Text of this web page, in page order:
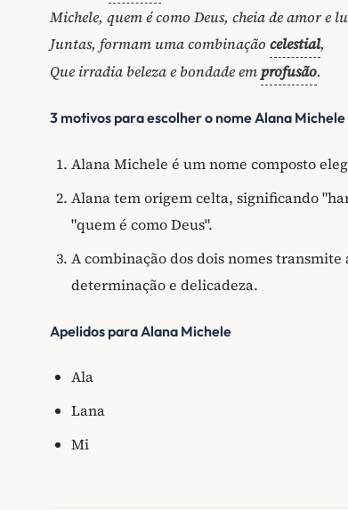
Michele, quem é como Deus, cheia de amor e
Juntas, formam uma combinação celestial,
Que irradia beleza e bondade em profusão.
3 motivos para escolher o nome Alana Michele
Alana Michele é um nome composto
Alana tem origem celta, significando
"quem é como Deus".
A combinação dos dois nomes
determinação e delicadeza.
Apelidos para Alana Michele
Ala
Lana
Mi